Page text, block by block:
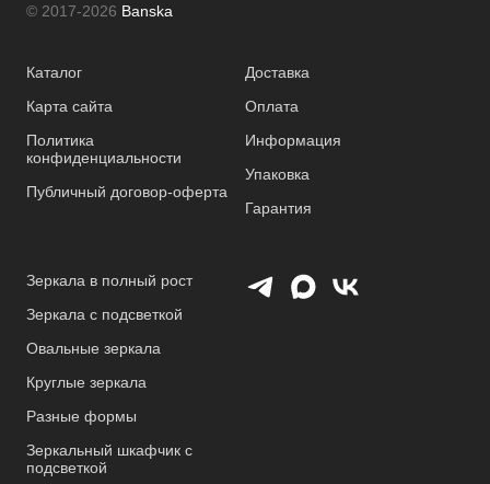
© 2017-2026 Banska
Каталог
Карта сайта
Политика
конфиденциальности
Публичный договор-оферта
Доставка
Оплата
Информация
Упаковка
Гарантия
Зеркала в полный рост
Зеркала с подсветкой
Овальные зеркала
Круглые зеркала
Разные формы
Зеркальный шкафчик с
подсветкой